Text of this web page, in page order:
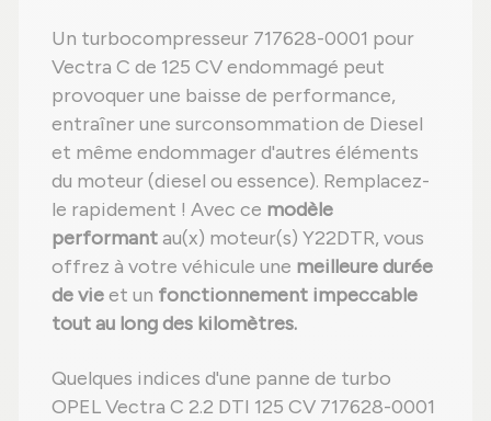
Un turbocompresseur 717628-0001 pour
Vectra C de 125 CV endommagé peut
provoquer une baisse de performance,
entraîner une surconsommation de Diesel
et même endommager d'autres éléments
du moteur (diesel ou essence). Remplacez-
le rapidement ! Avec ce modèle
performantau(x) moteur(s) Y22DTR, vous
offrez à votre véhicule une meilleure durée
de vieet un fonctionnement impeccable
tout au long des kilomètres.
Quelques indices d'une panne de turbo
OPEL Vectra C 2.2 DTI 125 CV 717628-0001